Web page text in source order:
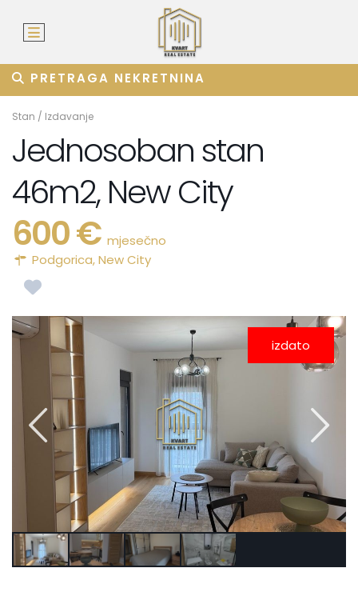
PRETRAGA NEKRETNINA
Stan / Izdavanje
Jednosoban stan
46m2, New City
600 € mjesečno
Podgorica,New City
izdato